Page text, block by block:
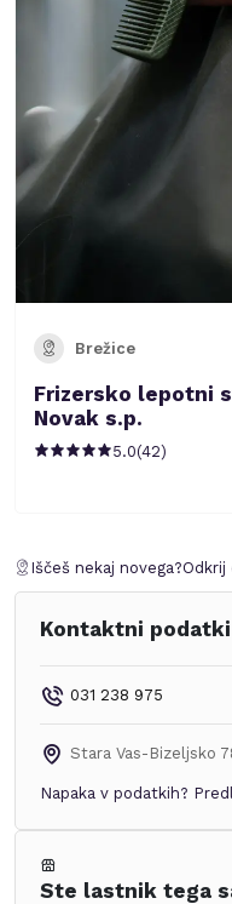
Brežice
Frizersko lepotni
Novak s.p.
5.0(42)
Iščeš nekaj novega?Odkrij
Kontaktni podatki
031 238 975
Stara Vas-Bizeljsko
Napaka v podatkih?
Ste lastnik tega